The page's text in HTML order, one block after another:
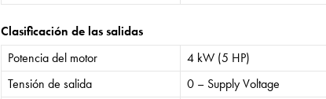
Clasificación de las salidas
Potencia del motor
4 kW (5 HP)
Tensión de salida
0 – Supply Voltage